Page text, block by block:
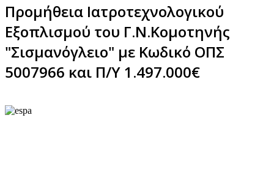
Προμήθεια Ιατροτεχνολογικού
Εξοπλισμού του Γ.Ν.Κομοτηνής
"Σισμανόγλειο" με Κωδικό ΟΠΣ
5007966 και Π/Υ 1.497.000€